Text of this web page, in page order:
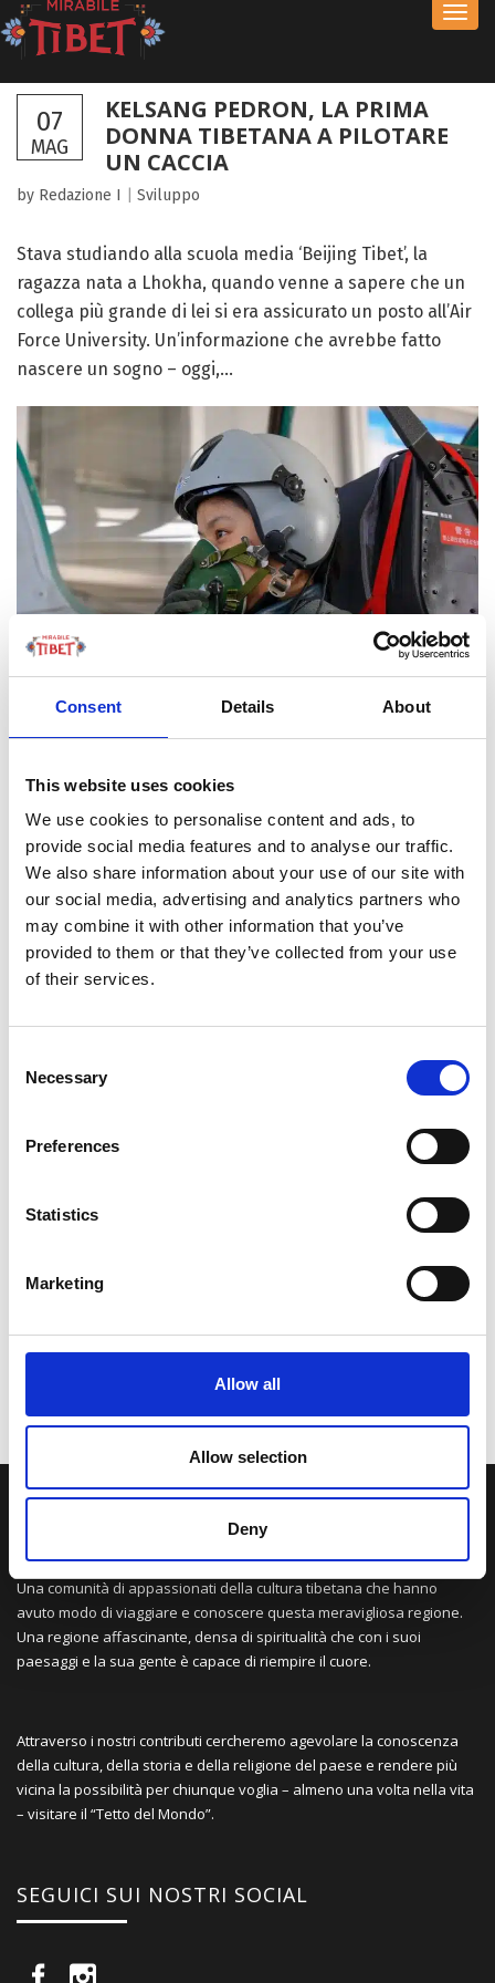
Consent Details About
This website uses cookies
We use cookies to personalise content and ads, to
provide social media features and to analyse our traffic.
We also share information about your use of our site with
our social media, advertising and analytics partners who
may combine it with other information that you’ve
provided to them or that they’ve collected from your use
of their services.
Selection
Necessary
Preferences
Statistics
Marketing
Allow all
Allow selection
Deny
07
MAG
KELSANG PEDRON, LA PRIMA
DONNA TIBETANA A PILOTARE
UN CACCIA
by Redazione I Sviluppo
Stava studiando alla scuola media ‘Beijing Tibet’, la
ragazza nata a Lhokha, quando venne a sapere che un
collega più grande di lei si era assicurato un posto all’Air
Force University. Un’informazione che avrebbe fatto
nascere un sogno – oggi,...
FOCUS TIBET
SULLA VETTA DELLO XIZANG, DOVE IL VENTO
SOFFIA LO SPIRITO DI BUDDHA
LA NOSTRA MISSION
Una comunità di appassionati della cultura tibetana che hanno
avuto modo di viaggiare e conoscere questa meravigliosa regione.
Una regione affascinante, densa di spiritualità che con i suoi
paesaggi e la sua gente è capace di riempire il cuore.
Attraverso i nostri contributi cercheremo agevolare la conoscenza
della cultura, della storia e della religione del paese e rendere più
vicina la possibilità per chiunque voglia – almeno una volta nella vita
– visitare il “Tetto del Mondo”.
SEGUICI SUI NOSTRI SOCIAL